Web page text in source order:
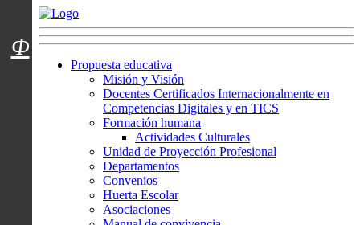
Menú usuarios
Propuesta educativa
Misión y Visión
Docentes Certificados Internacionalmente en
Competencias Digitales y en TICS
Formación humana
Actividades Culturales
Unidad de Proyección Profesional
Departamentos
Convenios
Huerta Escolar
Asociaciones
Φ